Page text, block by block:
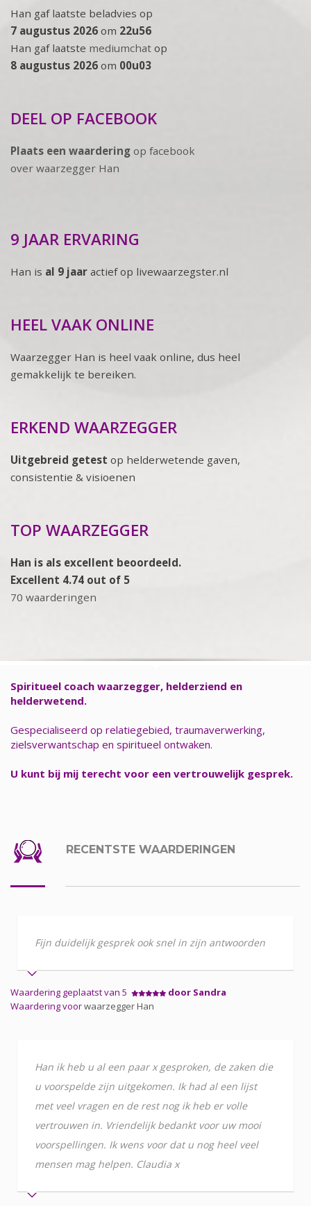
Han gaf laatste beladvies op
7 augustus 2026 om 22u56
Han gaf laatste mediumchat op
8 augustus 2026 om 00u03
DEEL OP FACEBOOK
Plaats een waardering op facebook
over waarzegger Han
9 JAAR ERVARING
Han is al 9 jaar actief op livewaarzegster.nl
HEEL VAAK ONLINE
Waarzegger Han is heel vaak online, dus heel
gemakkelijk te bereiken.
ERKEND WAARZEGGER
Uitgebreid getest op helderwetende gaven,
consistentie & visioenen
TOP WAARZEGGER
Han is als excellent beoordeeld.
Excellent 4.74 out of 5
70 waarderingen
Spiritueel coach waarzegger, helderziend en
helderwetend.
Gespecialiseerd op relatiegebied, traumaverwerking,
zielsverwantschap en spiritueel ontwaken.
U kunt bij mij terecht voor een vertrouwelijk gesprek.
RECENTSTE WAARDERINGEN
Fijn duidelijk gesprek ook snel in zijn antwoorden
Waardering geplaatst van 5
door Sandra
Waardering voorwaarzegger Han
Han ik heb u al een paar x gesproken, de zaken die
u voorspelde zijn uitgekomen. Ik had al een lijst
met veel vragen en de rest nog ik heb er volle
vertrouwen in. Vriendelijk bedankt voor uw mooi
voorspellingen. Ik wens voor dat u nog heel veel
mensen mag helpen. Claudia x